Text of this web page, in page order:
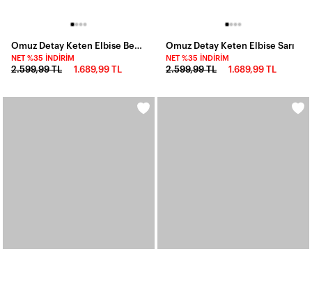
NET %35 İNDIRIM
2.599,99 TL 1.689,99 TL
Omuz Detay Keten Elbise Sarı
NET %35 İNDIRIM
2.599,99 TL 1.689,99 TL